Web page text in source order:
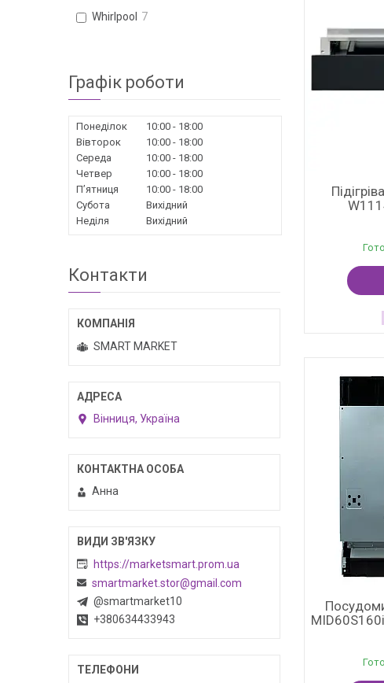
Whirlpool
7
Графік роботи
Понеділок 10:00
18:00
Вівторок
10:00
18:00
Середа
10:00
18:00
Четвер
10:00
18:00
Пʼятниця
10:00
18:00
Субота
Вихідний
Неділя
Вихідний
Контакти
SMART MARKET
Вінниця, Україна
Анна
https://marketsmart.prom.ua
smartmarket.stor@gmail.com
@smartmarket10
+380634433943